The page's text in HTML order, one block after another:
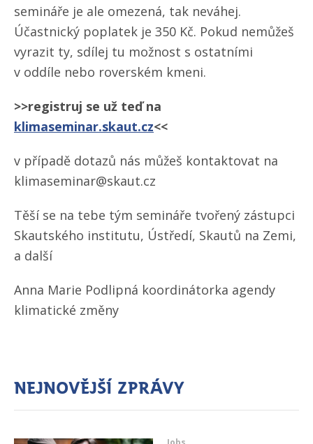
semináře je ale omezená, tak neváhej.
Účastnický poplatek je 350 Kč. Pokud nemůžeš
vyrazit ty, sdílej tu možnost s ostatními
v oddíle nebo roverském kmeni.
>>registruj se už teď na
klimaseminar.skaut.cz<<
v případě dotazů nás můžeš kontaktovat na
klimaseminar@skaut.cz
Těší se na tebe tým semináře tvořený zástupci
Skautského institutu, Ústředí, Skautů na Zemi,
a další
Anna Marie Podlipná koordinátorka agendy
klimatické změny
Nejnovější zprávy